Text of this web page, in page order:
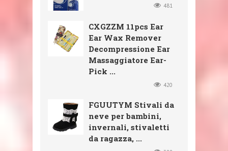
481
CXGZZM 11pcs Ear
Ear Wax Remover
Decompressione Ear
Massaggiatore Ear-
Pick ...
420
FGUUTYM Stivali da
neve per bambini,
invernali, stivaletti
da ragazza, ...